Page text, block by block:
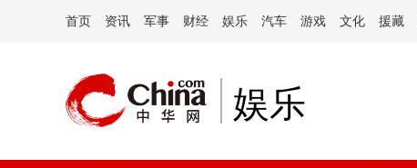
首页 资讯 军事 财经 娱乐 汽车 游戏 文化 援藏
娱乐